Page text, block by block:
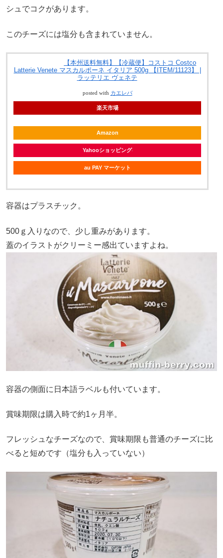
シュでコクがあります。
このチーズには塩分も含まれていません。
【本州送料無料】【冷蔵便】コストコ Costco
Latterie Venete マスカルポーネ イタリア 500g 【ITEM/11123】 |
ラッテリエ ヴェネテ
posted with カエレバ
楽天市場
Amazon
Yahooショッピング
au PAY マーケット
容器はプラスチック。
500ｇ入りなので、少し重みがあります。
蓋のイラストがクリーミー感出ていますよね。
容器の側面に日本語ラベルも付いています。
賞味期限は購入時で約1ヶ月半。
フレッシュなチーズなので、賞味期限も普通のチーズに比
べると短めです（塩分も入っていない）